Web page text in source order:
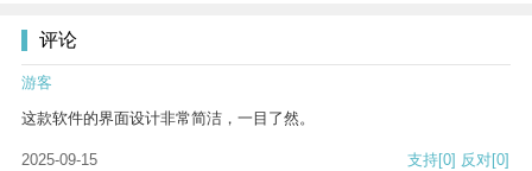
评论
游客
这款软件的界面设计非常简洁，一目了然。
2025-09-15 支持[0] 反对[0]